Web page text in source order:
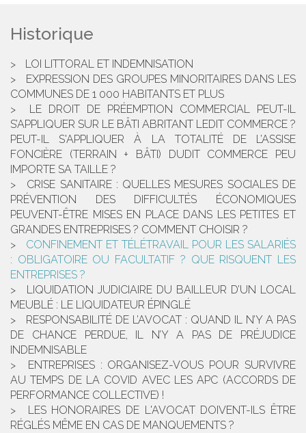
Historique
LOI LITTORAL ET INDEMNISATION
EXPRESSION DES GROUPES MINORITAIRES DANS LES
COMMUNES DE 1 000 HABITANTS ET PLUS
LE DROIT DE PRÉEMPTION COMMERCIAL PEUT-IL
S’APPLIQUER SUR LE BÂTI ABRITANT LEDIT COMMERCE ?
PEUT-IL S'APPLIQUER À LA TOTALITÉ DE L’ASSISE
FONCIÈRE (TERRAIN + BÂTI) DUDIT COMMERCE PEU
IMPORTE SA TAILLE ?
CRISE SANITAIRE : QUELLES MESURES SOCIALES DE
PRÉVENTION DES DIFFICULTÉS ÉCONOMIQUES
PEUVENT-ÊTRE MISES EN PLACE DANS LES PETITES ET
GRANDES ENTREPRISES ? COMMENT CHOISIR ?
CONFINEMENT ET TÉLÉTRAVAIL POUR LES SALARIÉS
: OBLIGATOIRE OU FACULTATIF ? QUE RISQUENT LES
ENTREPRISES ?
LIQUIDATION JUDICIAIRE DU BAILLEUR D’UN LOCAL
MEUBLÉ : LE LIQUIDATEUR ÉPINGLÉ
RESPONSABILITÉ DE L’AVOCAT : QUAND IL N’Y A PAS
DE CHANCE PERDUE, IL N’Y A PAS DE PRÉJUDICE
INDEMNISABLE
ENTREPRISES : ORGANISEZ-VOUS POUR SURVIVRE
AU TEMPS DE LA COVID AVEC LES APC (ACCORDS DE
PERFORMANCE COLLECTIVE) !
LES HONORAIRES DE L'AVOCAT DOIVENT-ILS ÊTRE
RÉGLÉS MÊME EN CAS DE MANQUEMENTS ?